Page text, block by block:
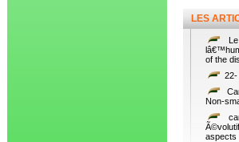
LES
of the
22-
Non-
aspects